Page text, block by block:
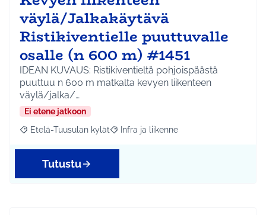
väylä/Jalkakäytävä
Ristikiventielle puuttuvalle
osalle (n 600 m) #1451
IDEAN KUVAUS: Ristikiventieltä pohjoispäästä
puuttuu n 600 m matkalta kevyen liikenteen
väylä/jalka/…
Ei etene jatkoon
Rajaa tulokset aihepiirin mukaan: Etelä-Tuusulan kylät
Etelä-Tuusulan kylät Rajaa tulokset teeman mukaan: Infra ja
Infra ja liikenne
Tutustu